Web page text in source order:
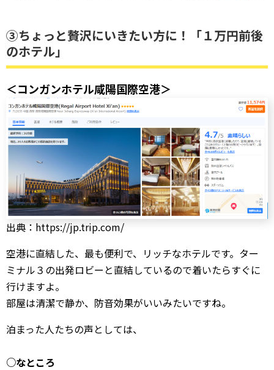
③ちょっと贅沢にいきたい方に！「１万円前後
のホテル」
＜コンガンホテル咸陽国際空港＞
出典：https://jp.trip.com/
空港に直結した、最も便利で、リッチなホテルです。ター
ミナル３の出発ロビーと直結しているので着いたらすぐに
行けますよ。
部屋は清潔で静か、防音効果がいいみたいですね。
泊まった人たちの声としては、
○なところ